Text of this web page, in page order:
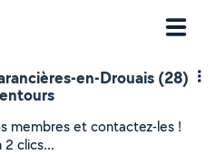
en-Drouais (28)
membres et contactez-les !
clics...